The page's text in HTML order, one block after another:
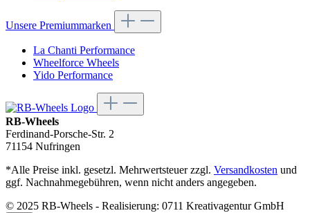
Unsere Premiummarken
La Chanti Performance
Wheelforce Wheels
Yido Performance
RB-Wheels
Ferdinand-Porsche-Str. 2
71154 Nufringen
*Alle Preise inkl. gesetzl. Mehrwertsteuer zzgl. Versandkosten und
ggf. Nachnahmegebühren, wenn nicht anders angegeben.
© 2025 RB-Wheels - Realisierung: 0711 Kreativagentur GmbH